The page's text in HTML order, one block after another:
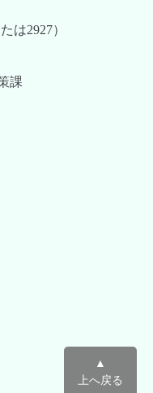
は2927）
課
▲
上へ戻る